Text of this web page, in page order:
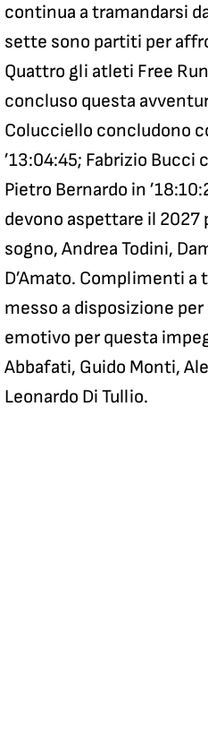
continua a tramandarsi
sette sono partiti per
Quattro gli atleti Free
concluso questa
Colucciello concludono
’13:04:45; Fabrizio Bucci
Pietro Bernardo in
devono aspettare il 2027
sogno, Andrea Todini,
D’Amato. Complimenti
messo a disposizione
emotivo per questa
Abbafati, Guido Monti,
Leonardo Di Tullio.